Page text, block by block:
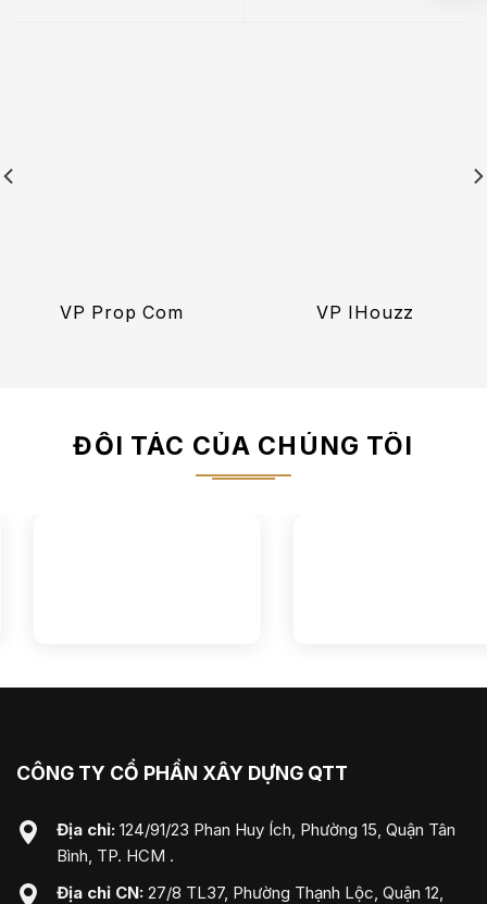
VP Prop Com VP IHouzz
ĐỐI TÁC CỦA CHÚNG TÔI
CÔNG TY CỔ PHẦN XÂY DỰNG QTT
Địa chỉ: 124/91/23 Phan Huy Ích, Phường 15, Quận Tân
Bình, TP. HCM .
Địa chỉ CN: 27/8 TL37, Phường Thạnh Lộc, Quận 12,